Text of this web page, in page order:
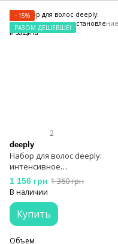
−15%
РАЗОМ ДЕШЕВШЕ!
2
deeply
Набор для волос deeply:
интенсивное
восстановление и защита
1 156 грн 1 360 грн
В наличии
Купить
Объем